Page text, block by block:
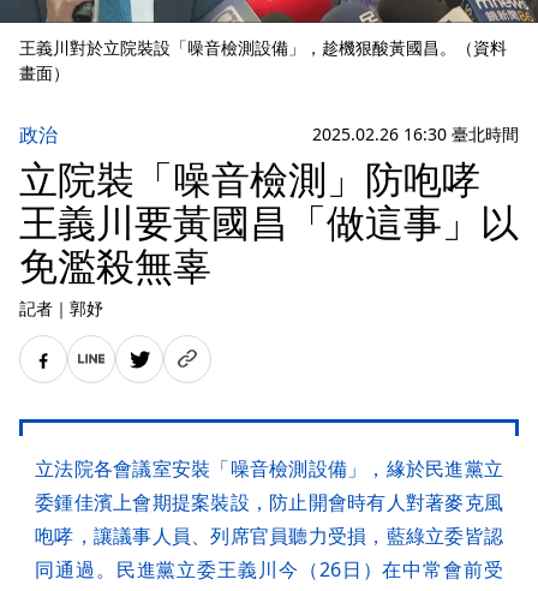
王義川對於立院裝設「噪音檢測設備」，趁機狠酸黃國昌。（資料
畫面）
政治 2025.02.26 16:30 臺北時間
立院裝「噪音檢測」防咆哮
王義川要黃國昌「做這事」以
免濫殺無辜
記者 ｜ 郭妤
立法院各會議室安裝「噪音檢測設備」，緣於民進黨立
委鍾佳濱上會期提案裝設，防止開會時有人對著麥克風
咆哮，讓議事人員、列席官員聽力受損，藍綠立委皆認
同通過。民進黨立委王義川今（26日）在中常會前受